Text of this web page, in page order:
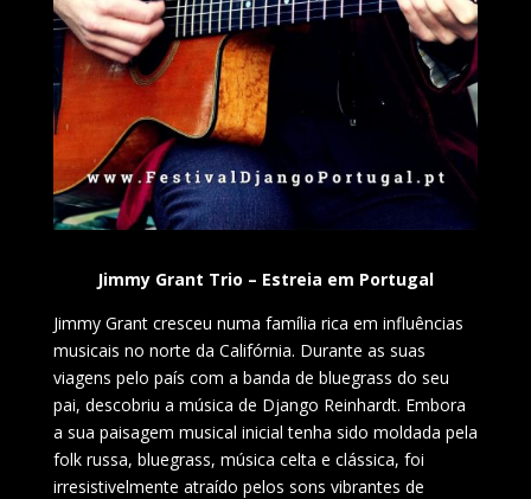
Jimmy Grant Trio – Estreia em Portugal
Jimmy Grant cresceu numa família rica em influências
musicais no norte da Califórnia. Durante as suas
viagens pelo país com a banda de bluegrass do seu
pai, descobriu a música de Django Reinhardt. Embora
a sua paisagem musical inicial tenha sido moldada pela
folk russa, bluegrass, música celta e clássica, foi
irresistivelmente atraído pelos sons vibrantes de